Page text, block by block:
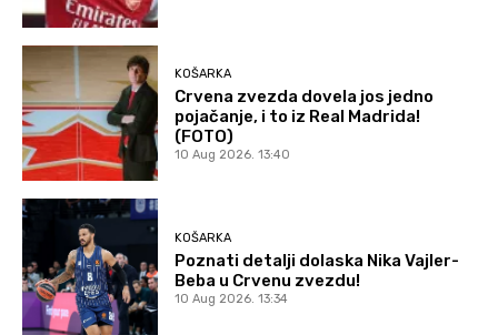
KOŠARKA
Crvena zvezda dovela jos jedno
pojačanje, i to iz Real Madrida!
(FOTO)
10 Aug 2026. 13:40
KOŠARKA
Poznati detalji dolaska Nika Vajler-
Beba u Crvenu zvezdu!
10 Aug 2026. 13:34